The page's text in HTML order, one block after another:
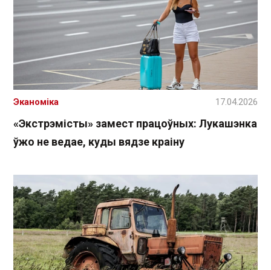
«Экстрэмісты» замест працоўных: Лукашэнка
ўжо не ведае, куды вядзе краіну
Эканоміка 17.04.2026